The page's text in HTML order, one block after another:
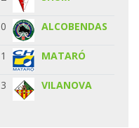
0 ALCOBENDAS
1 MATARÓ
3 VILANOVA